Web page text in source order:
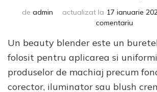
de admin actualizat la 17 ianuarie
comentariula
mai
bun
blender
Un beauty blender este un
folosit pentru aplicarea si
produselor de machiaj precum
corector, iluminator sau blush